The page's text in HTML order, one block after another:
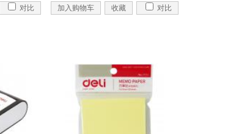
对比 加入购物车 收藏 对比